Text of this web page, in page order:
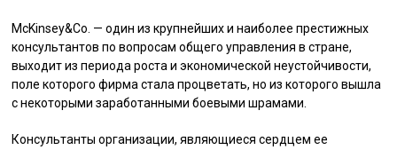
McKinsey&Co. — один из крупнейших и наиболее престижных
консультантов по вопросам общего управления в стране,
выходит из периода роста и экономической неустойчивости,
поле которого фирма стала процветать, но из которого вышла
с некоторыми заработанными боевыми шрамами.
Консультанты организации, являющиеся сердцем ее